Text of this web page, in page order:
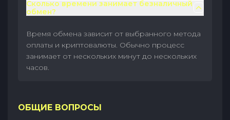
Сколько времени занимает безналичный
обмен?
Время обмена зависит от выбранного метода
оплаты и криптовалюты. Обычно процесс
занимает от нескольких минут до нескольких
часов.
ОБЩИЕ ВОПРОСЫ